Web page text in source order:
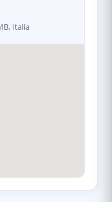
Italia